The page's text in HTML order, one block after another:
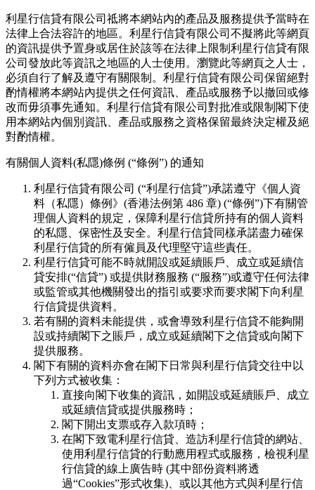
利星行信貸有限公司祗將本網站內的產品及服務提供予當時在
法律上合法容許的地區。利星行信貸有限公司不擬將此等網頁
的資訊提供予置身或居住於該等在法律上限制利星行信貸有限
公司發放此等資訊之地區的人士使用。瀏覽此等網頁之人士，
必須自行了解及遵守有關限制。利星行信貸有限公司保留絕對
酌情權將本網站內提供之任何資訊、產品或服務予以撤回或修
改而毋須事先通知。利星行信貸有限公司對批准或限制閣下使
用本網站內個別資訊、產品或服務之資格保留最終決定權及絕
對酌情權。
有關個人資料(私隱)條例 (“條例”) 的通知
利星行信貸有限公司 (“利星行信貸”)承諾遵守《個人資
料（私隱）條例》(香港法例第 486 章) (“條例”)下有關管
理個人資料的規定，保障利星行信貸所持有的個人資料
的私隱、保密性及安全。利星行信貸同樣承諾盡力確保
利星行信貸的所有僱員及代理堅守這些責任。
利星行信貸可能不時就開設或延續賬戶、成立或延續信
貸安排(“信貸”) 或提供財務服務 (“服務”)或遵守任何法律
或監管或其他機關發出的指引或要求而要求閣下向利星
行信貸提供資料。
若有關的資料未能提供，或會導致利星行信貸不能夠開
設或持續閣下之賬戶，成立或延續閣下之信貸或向閣下
提供服務。
閣下有關的資料亦會在閣下日常與利星行信貸交往中以
下列方式被收集：
直接向閣下收集的資訊，如開設或延續賬戶、成立
或延續信貸或提供服務時；
閣下開出支票或存入款項時；
在閣下致電利星行信貸、造訪利星行信貸的網站、
使用利星行信貸的行動應用程式或服務，檢視利星
行信貸的線上廣告時 (其中部份資料將透
過“Cookies”形式收集)、或以其他方式與利星行信